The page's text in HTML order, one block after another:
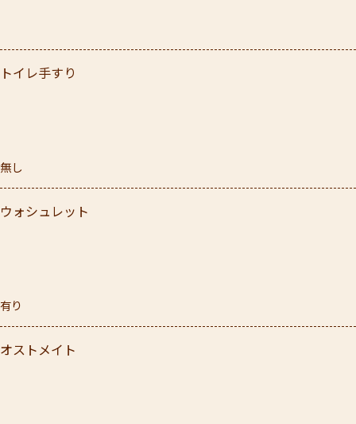
トイレ手すり
無し
ウォシュレット
有り
オストメイト